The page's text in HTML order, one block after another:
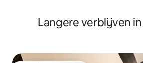
Langere verblijven